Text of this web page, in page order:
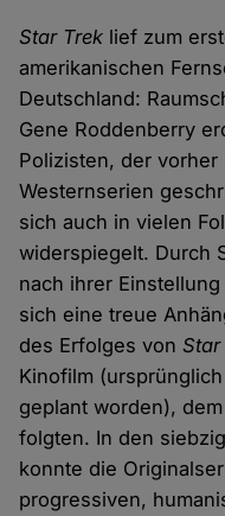
Star Trek lief zum
amerikanischen
Deutschland:
Gene Roddenberry
Polizisten, der
Westernserien
sich auch in vielen
widerspiegelt. Durch
nach ihrer
sich eine treue
des Erfolges vonStar
Kinofilm
geplant worden),
folgten. In den
konnte die
progressiven,